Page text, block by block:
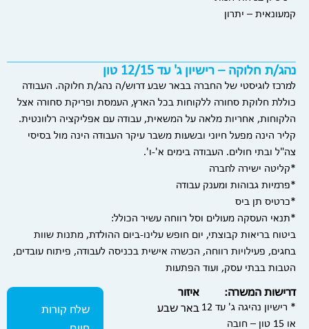
קמעונאית – יתרון
נהג/ת חלוקה – רישיון ג' עד 12/15 טון
למרכז לוגיסטי של החברה בבאר שבע דרוש/ה נהג/ת חלוקה. העבודה
כוללת חלוקת סחורה ללקוחות בכל הארץ, העמסת ופריקת סחורה אצל
הלקוחות, אחריות מלאה על המשאית, עבודה עם אפליקציה רלוונטית.
קליר הינה מפעל חיוני ובשעות משבר עיקר העבודה הינה מול בסיסי
צה"ל ובתי חולים. העבודה בימים א'-ו'.
*קליטה ישירה לחברה
*פרמיות גבוהות ומענק עבודה
*כרטיס תן ביס
*תנאי העסקה מעולים וסל רווחה עשיר הכולל:
ביטוח בריאות קבוצתי, יום חופש עלינו-ביום ההולדת, מתנות שוות
בחגים, פעילויות רווחה, הכשרה אישית בכניסה לעבודה, פיתוח עובדים,
הטבות בבתי עסק, ועוד הפתעות
דרישות המשרה:
* רישיון נהיגה ג' עד 12
או 15 טון – חובה
איזור
באר שבע
שלח קורות